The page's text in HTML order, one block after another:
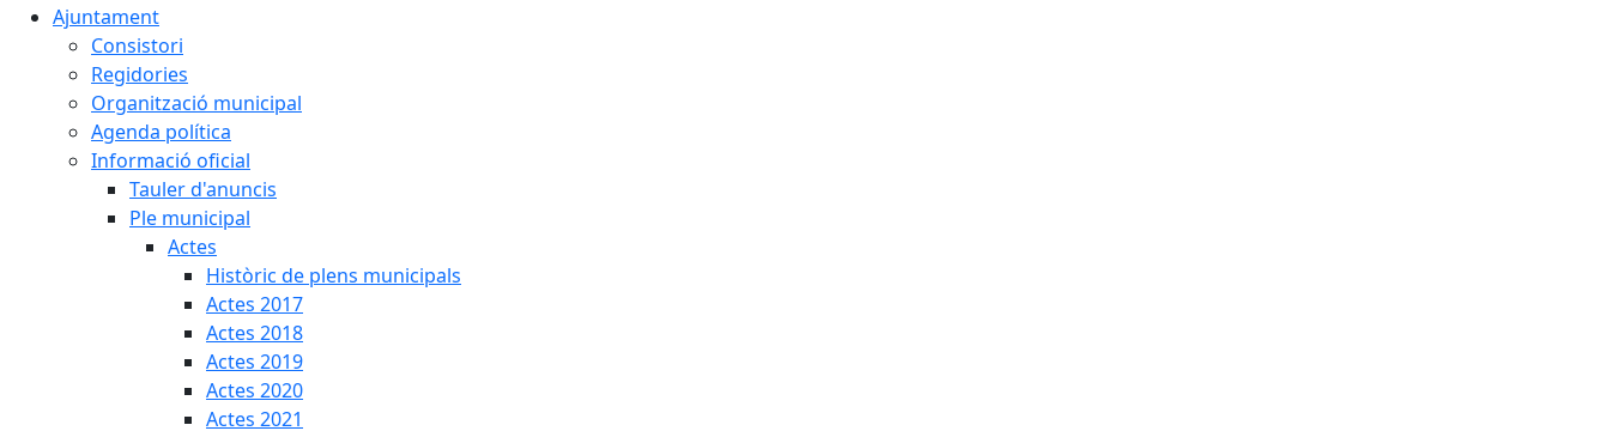
Ajuntament
Consistori
Regidories
Organització municipal
Agenda política
Informació oficial
Tauler d'anuncis
Ple municipal
Actes
Històric de plens municipals
Actes 2017
Actes 2018
Actes 2019
Actes 2020
Actes 2021